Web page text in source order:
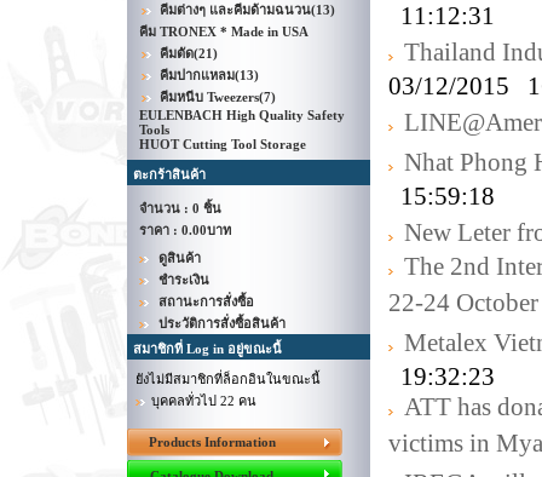
คีมต่างๆ และคีมด้ามฉนวน(13)
คีม TRONEX * Made in USA
คีมตัด(21)
คีมปากแหลม(13)
คีมหนีบ Tweezers(7)
EULENBACH High Quality Safety
Tools
HUOT Cutting Tool Storage
ตะกร้าสินค้า
จำนวน : 0 ชิ้น
ราคา : 0.00บาท
ดูสินค้า
ชำระเงิน
สถานะการสั่งซื้อ
ประวัติการสั่งซื้อสินค้า
สมาชิกที่ Log in อยู่ขณะนี้
ยังไม่มีสมาชิกที่ล็อกอินในขณะนี้
บุคคลทั่วไป 22 คน
Products Information
11:12:31
Thailand
03/12/2015
Nhat Phong
15:59:18
New Leter
The 2nd
22-24
Metalex
19:32:23
ATT has
victims in